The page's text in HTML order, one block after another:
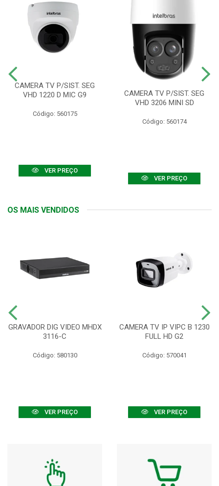
CAMERA TV P/SIST. SEG
VHD 1220 D MIC G9
Código: 560175
VER PREÇO
CAMERA TV P/SIST. SEG
VHD 3206 MINI SD
Código: 560174
VER PREÇO
OS MAIS VENDIDOS
GRAVADOR DIG VIDEO MHDX
3116-C
Código: 580130
VER PREÇO
CAMERA TV IP VIPC B 1230
FULL HD G2
Código: 570041
VER PREÇO